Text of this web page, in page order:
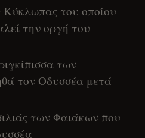
του οποίου
την οργή του
των
τον Οδυσσέα μετά
των Φαιάκων που